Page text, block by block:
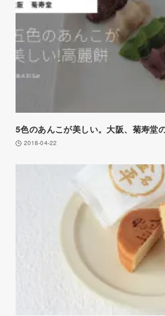
5色のあんこが美しい。大阪、菊寿堂
2018-04-22